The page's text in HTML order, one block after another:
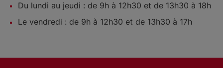
Du lundi au jeudi : de 9h à 12h30 et de 13h30 à 18h
Le vendredi : de 9h à 12h30 et de 13h30 à 17h